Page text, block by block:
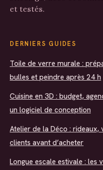
et testés.
DERNIERS GUIDES
Toile de verre murale :
bulles et peindre après 24 h
Cuisine en 3D : budget,
un logiciel de conception
Atelier de la Déco : rideaux,
clients avant d’acheter
Longue escale estivale :